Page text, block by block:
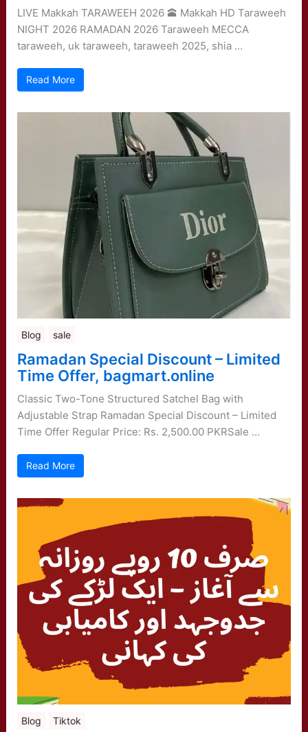
LIVE Makkah TARAWEEH 2026 🕋 Makkah HD Taraweeh
NIGHT 2026 RAMADAN 2026 Taraweeh MECCA
taraweeh, uk taraweeh, taraweeh 2025, shia …
Read More
Blog sale
Ramadan Special Discount – Limited
Time Offer, bagmart.online
Classic Two-Tone Structured Satchel Bag with
Adjustable Strap Ramadan Special Discount – Limited
Time Offer Regular Price: Rs. 2,500.00 PKRSale …
Read More
Blog Tiktok